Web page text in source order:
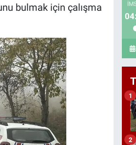
bulmak için çalışma
1
2